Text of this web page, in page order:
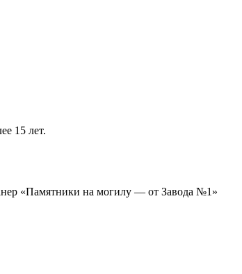
15 лет.
«Памятники на могилу — от Завода №1»